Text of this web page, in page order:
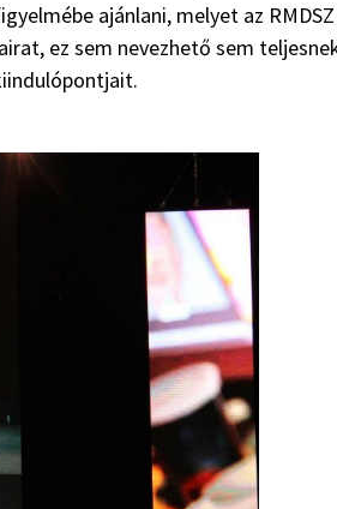
ajánlani, melyet az RMDSZ
ez sem nevezhető sem